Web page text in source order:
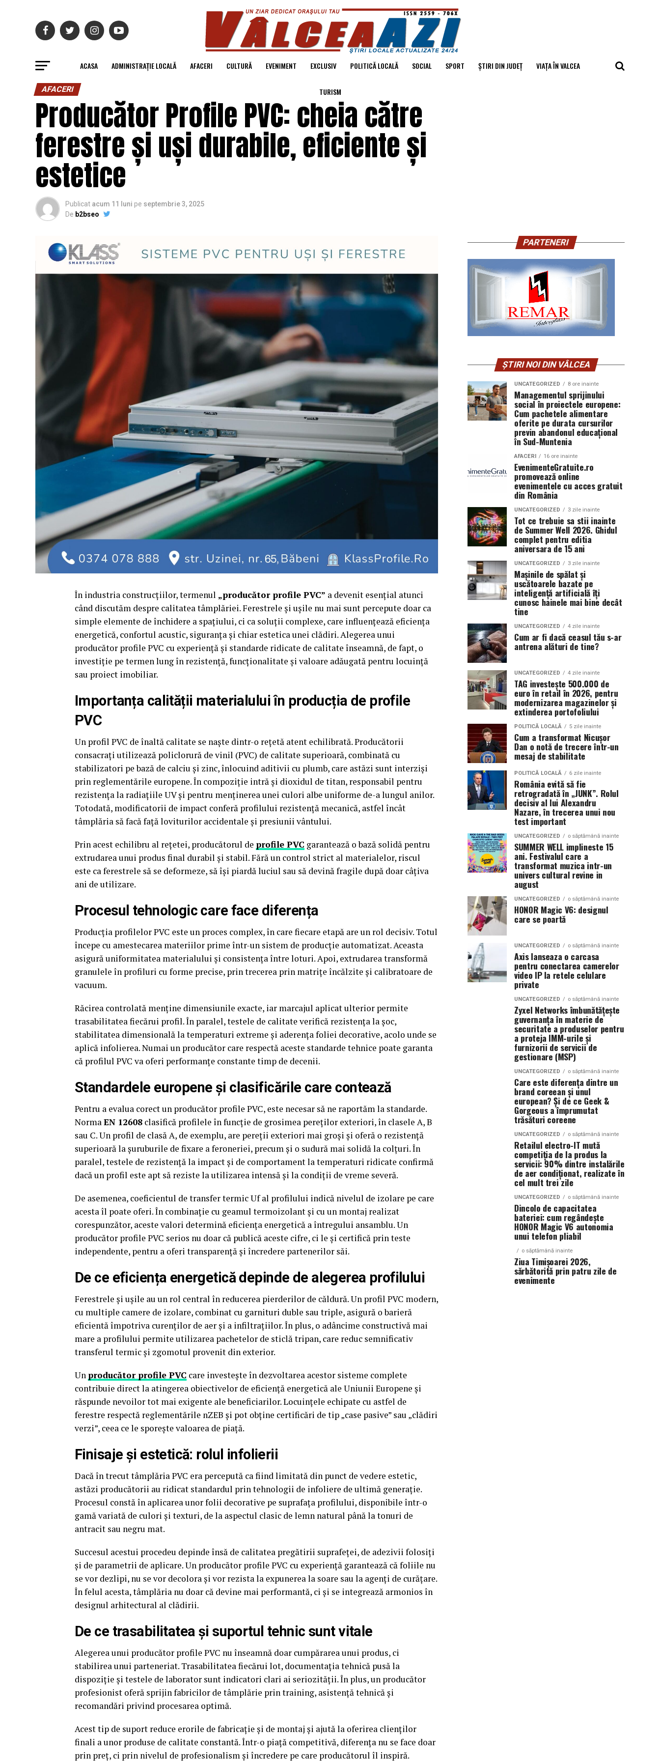
ACASA ADMINISTRAȚIE LOCALĂ AFACERI CULTURĂ EVENIMENT EXCLUSIV POLITICĂ LOCALĂ SOCIAL SPORT ȘTIRI DIN JUDEȚ VIAȚA ÎN VALCEA
TURISM
AFACERI
Producător Profile PVC: cheia către
ferestre și uși durabile, eficiente și
estetice
Publicat acum 11 luni pe septembrie 3, 2025
De b2bseo
În industria construcțiilor, termenul „producător profile PVC” a devenit esențial atunci
când discutăm despre calitatea tâmplăriei. Ferestrele și ușile nu mai sunt percepute doar ca
simple elemente de închidere a spațiului, ci ca soluții complexe, care influențează eficiența
energetică, confortul acustic, siguranța și chiar estetica unei clădiri. Alegerea unui
producător profile PVC cu experiență și standarde ridicate de calitate înseamnă, de fapt, o
investiție pe termen lung în rezistență, funcționalitate și valoare adăugată pentru locuință
sau proiect imobiliar.
Importanța calității materialului în producția de profile
PVC
Un profil PVC de înaltă calitate se naște dintr-o rețetă atent echilibrată. Producătorii
consacrați utilizează policlorură de vinil (PVC) de calitate superioară, combinată cu
stabilizatori pe bază de calciu și zinc, înlocuind aditivii cu plumb, care astăzi sunt interziși
prin reglementările europene. În compoziție intră și dioxidul de titan, responsabil pentru
rezistența la radiațiile UV și pentru menținerea unei culori albe uniforme de-a lungul anilor.
Totodată, modificatorii de impact conferă profilului rezistență mecanică, astfel încât
tâmplăria să facă față loviturilor accidentale și presiunii vântului.
Prin acest echilibru al rețetei, producătorul de profile PVC garantează o bază solidă pentru
extrudarea unui produs final durabil și stabil. Fără un control strict al materialelor, riscul
este ca ferestrele să se deformeze, să își piardă luciul sau să devină fragile după doar câțiva
ani de utilizare.
Procesul tehnologic care face diferența
Producția profilelor PVC este un proces complex, în care fiecare etapă are un rol decisiv. Totul
începe cu amestecarea materiilor prime într-un sistem de producție automatizat. Aceasta
asigură uniformitatea materialului și consistența între loturi. Apoi, extrudarea transformă
granulele în profiluri cu forme precise, prin trecerea prin matrițe încălzite și calibratoare de
vacuum.
Răcirea controlată menține dimensiunile exacte, iar marcajul aplicat ulterior permite
trasabilitatea fiecărui profil. În paralel, testele de calitate verifică rezistența la șoc,
stabilitatea dimensională la temperaturi extreme și aderența foliei decorative, acolo unde se
aplică infolierea. Numai un producător care respectă aceste standarde tehnice poate garanta
că profilul PVC va oferi performanțe constante timp de decenii.
Standardele europene și clasificările care contează
Pentru a evalua corect un producător profile PVC, este necesar să ne raportăm la standarde.
NormaEN 12608 clasifică profilele în funcție de grosimea pereților exteriori, în clasele A, B
sau C. Un profil de clasă A, de exemplu, are pereții exteriori mai groși și oferă o rezistență
superioară la șuruburile de fixare a feroneriei, precum și o sudură mai solidă la colțuri. În
paralel, testele de rezistență la impact și de comportament la temperaturi ridicate confirmă
dacă un profil este apt să reziste la utilizarea intensă și la condiții de vreme severă.
De asemenea, coeficientul de transfer termic Uf al profilului indică nivelul de izolare pe care
acesta îl poate oferi. În combinație cu geamul termoizolant și cu un montaj realizat
corespunzător, aceste valori determină eficiența energetică a întregului ansamblu. Un
producător profile PVC serios nu doar că publică aceste cifre, ci le și certifică prin teste
independente, pentru a oferi transparență și încredere partenerilor săi.
De ce eficiența energetică depinde de alegerea profilului
Ferestrele și ușile au un rol central în reducerea pierderilor de căldură. Un profil PVC modern,
cu multiple camere de izolare, combinat cu garnituri duble sau triple, asigură o barieră
eficientă împotriva curenților de aer și a infiltrațiilor. În plus, o adâncime constructivă mai
mare a profilului permite utilizarea pachetelor de sticlă tripan, care reduc semnificativ
transferul termic și zgomotul provenit din exterior.
Un producător profile PVC care investește în dezvoltarea acestor sisteme complete
contribuie direct la atingerea obiectivelor de eficiență energetică ale Uniunii Europene și
răspunde nevoilor tot mai exigente ale beneficiarilor. Locuințele echipate cu astfel de
ferestre respectă reglementările nZEB și pot obține certificări de tip „case pasive” sau „clădiri
verzi”, ceea ce le sporește valoarea de piață.
Finisaje și estetică: rolul infolierii
Dacă în trecut tâmplăria PVC era percepută ca fiind limitată din punct de vedere estetic,
astăzi producătorii au ridicat standardul prin tehnologii de infoliere de ultimă generație.
Procesul constă în aplicarea unor folii decorative pe suprafața profilului, disponibile într-o
gamă variată de culori și texturi, de la aspectul clasic de lemn natural până la tonuri de
antracit sau negru mat.
Succesul acestui procedeu depinde însă de calitatea pregătirii suprafeței, de adezivii folosiți
și de parametrii de aplicare. Un producător profile PVC cu experiență garantează că foliile nu
se vor dezlipi, nu se vor decolora și vor rezista la expunerea la soare sau la agenți de curățare.
În felul acesta, tâmplăria nu doar că devine mai performantă, ci și se integrează armonios în
designul arhitectural al clădirii.
De ce trasabilitatea și suportul tehnic sunt vitale
Alegerea unui producător profile PVC nu înseamnă doar cumpărarea unui produs, ci
stabilirea unui parteneriat. Trasabilitatea fiecărui lot, documentația tehnică pusă la
dispoziție și testele de laborator sunt indicatori clari ai seriozității. În plus, un producător
profesionist oferă sprijin fabricilor de tâmplărie prin training, asistență tehnică și
recomandări privind procesarea optimă.
Acest tip de suport reduce erorile de fabricație și de montaj și ajută la oferirea clienților
finali a unor produse de calitate constantă. Într-o piață competitivă, diferența nu se face doar
prin preț, ci prin nivelul de profesionalism și încredere pe care producătorul îl inspiră.
PARTENERI
ȘTIRI NOI DIN VÂLCEA
UNCATEGORIZED 8 ore inainte
Managementul sprijinului
social în proiectele europene:
Cum pachetele alimentare
oferite pe durata cursurilor
previn abandonul educațional
în Sud-Muntenia
AFACERI 16 ore inainte
EvenimenteGratuite.ro
promovează online
evenimentele cu acces gratuit
din România
UNCATEGORIZED 3 zile inainte
Tot ce trebuie sa stii inainte
de Summer Well 2026. Ghidul
complet pentru editia
aniversara de 15 ani
UNCATEGORIZED 3 zile inainte
Mașinile de spălat și
uscătoarele bazate pe
inteligență artificială îți
cunosc hainele mai bine decât
tine
UNCATEGORIZED 4 zile inainte
Cum ar fi dacă ceasul tău s-ar
antrena alături de tine?
UNCATEGORIZED 4 zile inainte
TAG investește 500.000 de
euro în retail în 2026, pentru
modernizarea magazinelor și
extinderea portofoliului
POLITICĂ LOCALĂ 5 zile inainte
Cum a transformat Nicușor
Dan o notă de trecere într-un
mesaj de stabilitate
POLITICĂ LOCALĂ 6 zile inainte
România evită să fie
retrogradată în „JUNK”. Rolul
decisiv al lui Alexandru
Nazare, în trecerea unui nou
test important
UNCATEGORIZED o săptămână inainte
SUMMER WELL implineste 15
ani. Festivalul care a
transformat muzica intr-un
univers cultural revine in
august
UNCATEGORIZED o săptămână inainte
HONOR Magic V6: designul
care se poartă
UNCATEGORIZED o săptămână inainte
Axis lanseaza o carcasa
pentru conectarea camerelor
video IP la retele celulare
private
UNCATEGORIZED o săptămână inainte
Zyxel Networks îmbunătățește
guvernanța în materie de
securitate a produselor pentru
a proteja IMM-urile și
furnizorii de servicii de
gestionare (MSP)
UNCATEGORIZED o săptămână inainte
Care este diferența dintre un
brand coreean și unul
european? Și de ce Geek &
Gorgeous a împrumutat
trăsături coreene
UNCATEGORIZED o săptămână inainte
Retailul electro-IT mută
competiția de la produs la
servicii: 90% dintre instalările
de aer condiționat, realizate în
cel mult trei zile
UNCATEGORIZED o săptămână inainte
Dincolo de capacitatea
bateriei: cum regândește
HONOR Magic V6 autonomia
unui telefon pliabil
o săptămână inainte
Ziua Timișoarei 2026,
sărbătorită prin patru zile de
evenimente